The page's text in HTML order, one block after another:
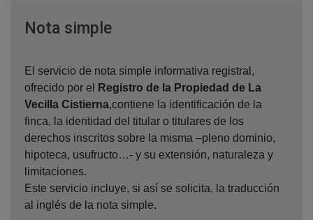
Nota simpleVentana nueva
El servicio de nota simple informativa registral,
ofrecido por el
Registro de la Propiedad de La
Vecilla Cistierna,contiene la identificación de la
finca, la identidad del titular o titulares de los
derechos inscritos sobre la misma –pleno dominio,
hipoteca, usufructo…- y su extensión, naturaleza y
limitaciones.
Este servicio incluye, si así se solicita, la traducción
al inglés de la nota simple.